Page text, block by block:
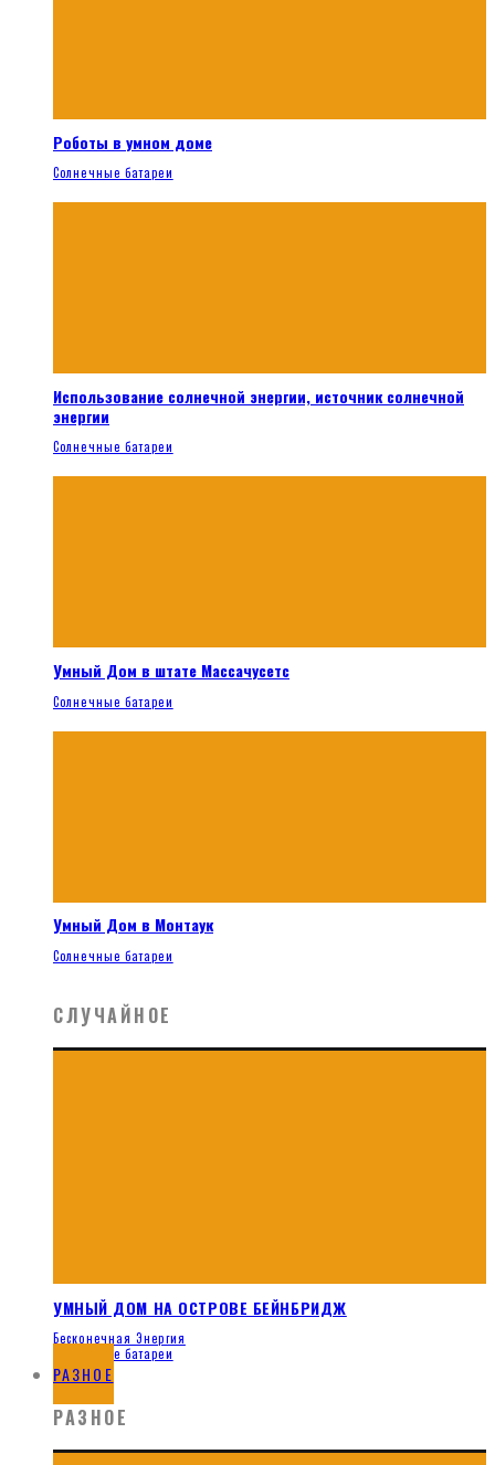
Роботы в умном доме
Солнечные батареи
Использование солнечной энергии, источник солнечной
энергии
Солнечные батареи
Умный Дом в штате Массачусетс
Солнечные батареи
Умный Дом в Монтаук
Солнечные батареи
СЛУЧАЙНОЕ
УМНЫЙ ДОМ НА ОСТРОВЕ БЕЙНБРИДЖ
Бесконечная Энергия
Солнечные батареи
РАЗНОЕ
РАЗНОЕ